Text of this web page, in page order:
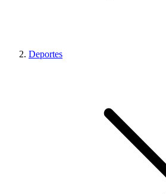
Deportes